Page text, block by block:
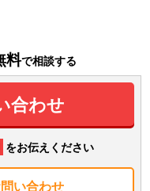
料で相談する
い合わせ
合わせ
をお伝えください